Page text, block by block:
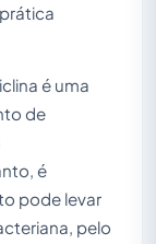
é uma
de
é
pode levar
pelo